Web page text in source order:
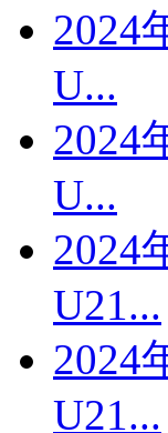
2024
U...
2024
U...
2024
U21...
2024
U21...